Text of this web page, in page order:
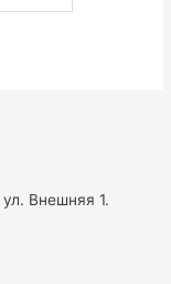
Внешняя 1.